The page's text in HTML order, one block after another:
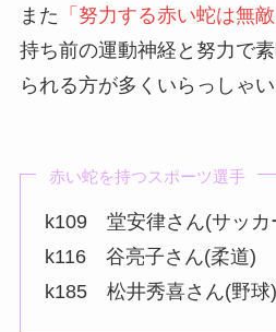
また 「努力する赤い蛇は無敵
持ち前の運動神経と努力で
られる方が多くいらっしゃい
赤い蛇を持つスポーツ選手
k109 堂安律さん(サッカ
k116 谷亮子さん(柔道)
k185 松井秀喜さん(野球)